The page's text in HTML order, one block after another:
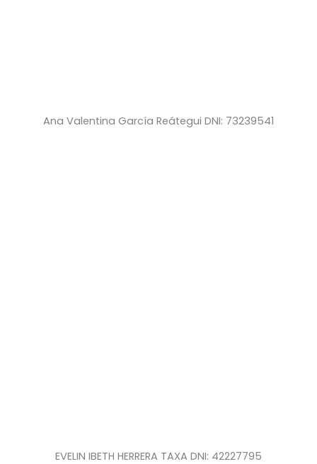
Ana Valentina García Reátegui DNI: 73239541
EVELIN IBETH HERRERA TAXA DNI: 42227795